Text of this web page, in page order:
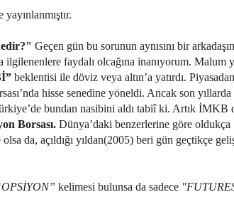
Geçen gün bu sorunun aynısını bir
ilgilenenlere faydalı olcağına inanıyorum.
beklentisi ile döviz veya altın’a yatırdı.
hisse senedine yöneldi. Ancak son
bundan nasibini aldı tabiî ki. Artık İMKB
Borsası. Dünya’daki benzerlerine göre oldukça
olsa da, açıldığı yıldan(2005) beri gün geçtikçe
kelimesi bulunsa da sadece